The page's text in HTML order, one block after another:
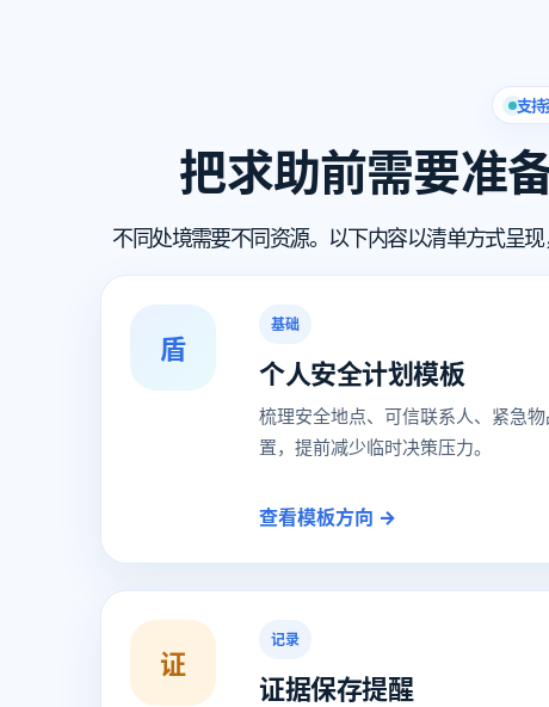
支持
把求助前需要准
不同处境需要不同资源。以下内容以清单方式呈
盾
基础
个人安全计划模板
梳理安全地点、可信联系人、紧急
置，提前减少临时决策压力。
查看模板方向 →
证
记录
证据保存提醒